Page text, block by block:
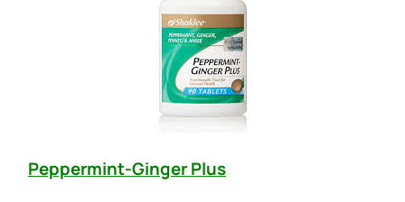
Peppermint-Ginger Plus